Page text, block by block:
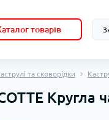
товарів
та сковорідки
Кругла